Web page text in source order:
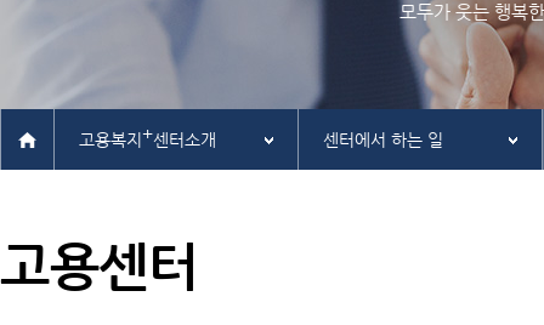
관련사이트
모두가 웃는 행복
고용복지 +센터소개 센터에서 하는 일
고용센터